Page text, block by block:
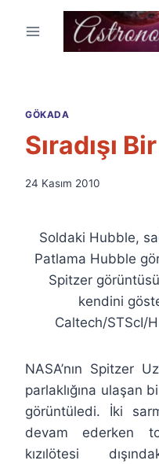
GÖKADA
Sıradışı
By
Özyar
24 Kasım 2010
Soldaki Hubble,
Patlama Hubble
Spitzer
kendini
Caltech/STScI/
NASA’nın Spitzer
parlaklığına ulaşan
görüntüledi. İki
devam ederken
kızılötesi